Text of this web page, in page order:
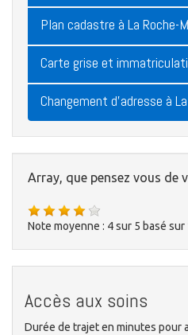
Plan cadastre à La Roche-
Carte grise et
Changement d'adresse à
Array, que pensez vous de
Note moyenne : 4sur 5 basé sur
Accès aux soins
Durée de trajet en minutes pour